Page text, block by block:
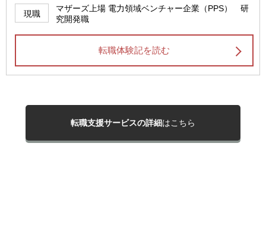
現職
マザーズ上場 電力領域ベンチャー企業（PPS） 研
究開発職
転職体験記を読む
転職支援サービスの詳細はこちら